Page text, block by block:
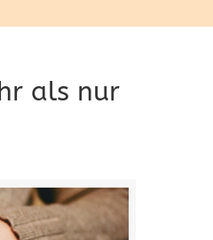
als nur